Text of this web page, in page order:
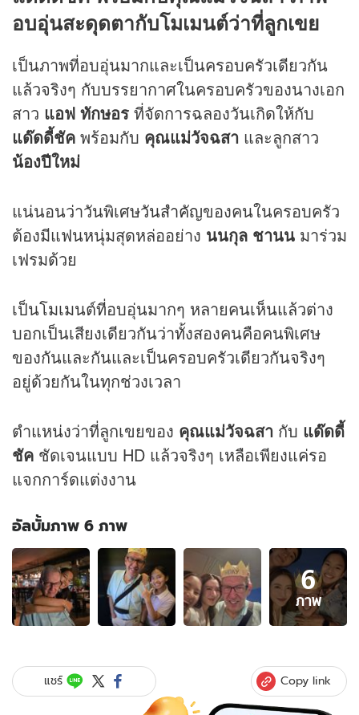
อบอุ่นสะดุดตากับโมเมนต์ว่าที่ลูกเขย
เป็นภาพที่อบอุ่นมากและเป็นครอบครัวเดียวกัน
แล้วจริงๆ กับบรรยากาศในครอบครัวของนางเอก
สาว แอฟ ทักษอร ที่จัดการฉลองวันเกิดให้กับ
แด๊ดดี้ชัค พร้อมกับ คุณแม่วัจฉสา และลูกสาว
น้องปีใหม่
แน่นอนว่าวันพิเศษวันสำคัญของคนในครอบครัว
ต้องมีแฟนหนุ่มสุดหล่ออย่าง นนกุล ชานน มาร่วม
เฟรมด้วย
เป็นโมเมนต์ที่อบอุ่นมากๆ หลายคนเห็นแล้วต่าง
บอกเป็นเสียงเดียวกันว่าทั้งสองคนคือคนพิเศษ
ของกันและกันและเป็นครอบครัวเดียวกันจริงๆ
อยู่ด้วยกันในทุกช่วงเวลา
ตำแหน่งว่าที่ลูกเขยของ คุณแม่วัจฉสา กับ แด๊ดดี้
ชัค ชัดเจนแบบ HD แล้วจริงๆ เหลือเพียงแค่รอ
แจกการ์ดแต่งงาน
อัลบั้มภาพ 6 ภาพ
อัลบั้ม
ภาพ
6
ภาพ
ของ
อร"
ฉลอง
6
ภาพ
แชร์ Copy link